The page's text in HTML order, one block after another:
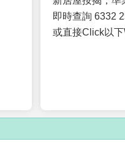
即時查詢 6332
或直接Click以下